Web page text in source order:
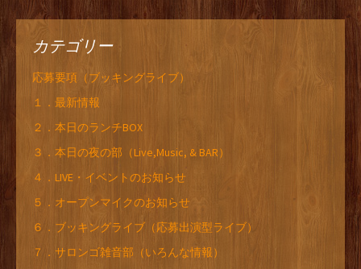
カテゴリー
応募要項（ブッキングライブ）
１．最新情報
２．本日のランチBOX
３．本日の夜の部（Live,Music, & BAR）
４．LIVE・イベントのお知らせ
５．オープンマイクのお知らせ
６．ブッキングライブ（応募出演型ライブ）
７．サロンゴ雑音部（いろんな情報）